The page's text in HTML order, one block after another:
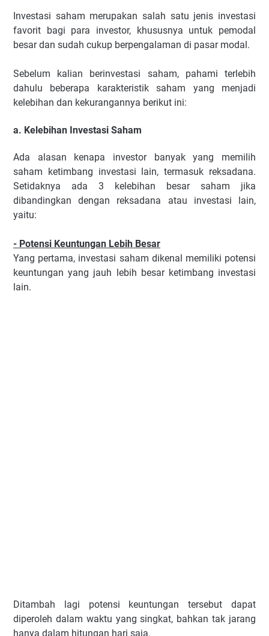
Investasi saham merupakan salah satu jenis investasi
favorit bagi para investor, khususnya untuk pemodal
besar dan sudah cukup berpengalaman di pasar modal.
Sebelum kalian berinvestasi saham, pahami terlebih
dahulu beberapa karakteristik saham yang menjadi
kelebihan dan kekurangannya berikut ini:
a. Kelebihan Investasi Saham
Ada alasan kenapa investor banyak yang memilih
saham ketimbang investasi lain, termasuk reksadana.
Setidaknya ada 3 kelebihan besar saham jika
dibandingkan dengan reksadana atau investasi lain,
yaitu:
- Potensi Keuntungan Lebih Besar
Yang pertama, investasi saham dikenal memiliki potensi
keuntungan yang jauh lebih besar ketimbang investasi
lain.
Ditambah lagi potensi keuntungan tersebut dapat
diperoleh dalam waktu yang singkat, bahkan tak jarang
hanya dalam hitungan hari saja.